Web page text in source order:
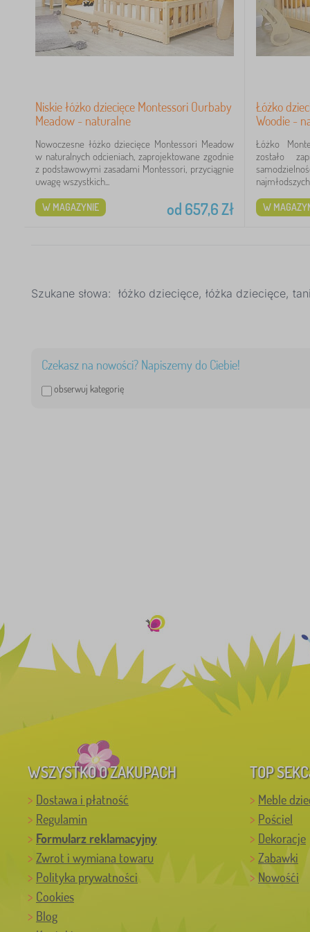
Niskie łóżko dziecięce Montessori Ourbaby
Meadow - naturalne
Nowoczesne łóżko dziecięce Montessori Meadow
w naturalnych odcieniach, zaprojektowane zgodnie
z podstawowymi zasadami Montessori, przyciągnie
uwagę wszystkich...
od 657,6 Zł
W MAGAZYNIE
Łóżko
Woodie -
Łóżko
zostało
W
Szukane słowa: łóżko dziecięce, łóżka dziecięce,
Czekasz na nowości? Napiszemy do Ciebie!
obserwuj kategorię
WSZYSTKO O ZAKUPACH
Dostawa i płatność
Regulamin
Formularz reklamacyjny
Zwrot i wymiana towaru
Polityka prywatności
Cookies
Blog
TOP
Meble
Pościel
Dekoracje
Zabawki
Nowośći